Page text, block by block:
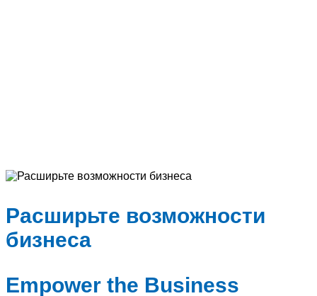
Расширьте возможности
бизнеса
Empower the Business